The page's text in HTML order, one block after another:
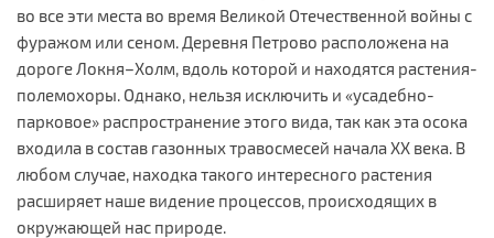
во все эти места во время Великой Отечественной войны с
фуражом или сеном. Деревня Петрово расположена на
дороге Локня–Холм, вдоль которой и находятся растения-
полемохоры. Однако, нельзя исключить и «усадебно-
парковое» распространение этого вида, так как эта осока
входила в состав газонных травосмесей начала XX века. В
любом случае, находка такого интересного растения
расширяет наше видение процессов, происходящих в
окружающей нас природе.